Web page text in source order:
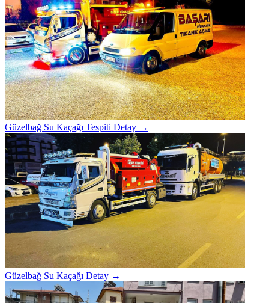
Güzelbağ Su Kaçağı Tespiti Detay →
Güzelbağ Su Kaçağı Detay →